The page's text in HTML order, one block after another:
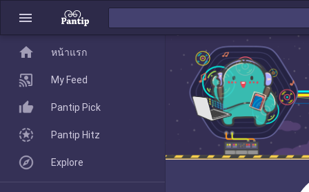
menu
home
Pantip Pick
home หน้าแรก
My Feed
Pantip Pick
Pantip Hitz
Explore